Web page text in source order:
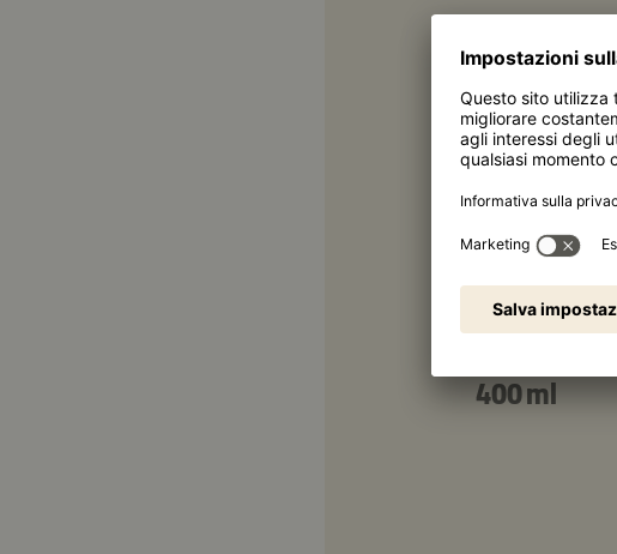
To serve:
300 g
50 ml
4 cucchiai
4 cucchiaini
400 ml